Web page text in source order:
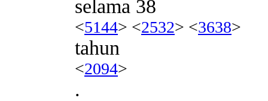
selama 38
<5144> <2532> <3638>
tahun
<2094>
.